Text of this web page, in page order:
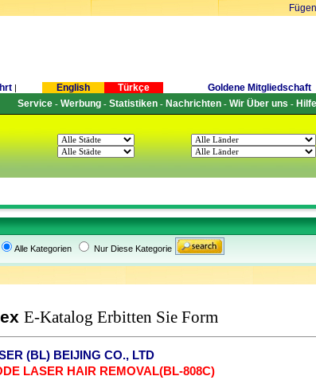
| English Türkçe Goldene Mitgliedschaft
Service- Werbung- Statistiken- Nachrichten- Wir Über uns - Hilfe
Alle Kategorien Nur Diese Kategorie
E-Katalog Erbitten Sie Form
(BL) BEIJING CO., LTD
LASER HAIR REMOVAL(BL-808C)